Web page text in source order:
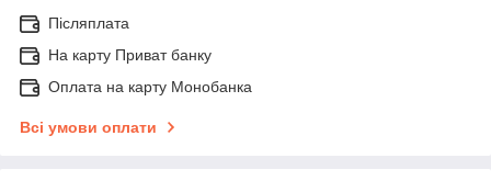
Післяплата
На карту Приват банку
Оплата на карту Монобанка
Всі умови оплати